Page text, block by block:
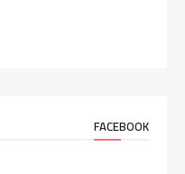
FACEBOOK